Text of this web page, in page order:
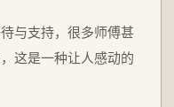
与支持，很多师傅甚
这是一种让人感动的